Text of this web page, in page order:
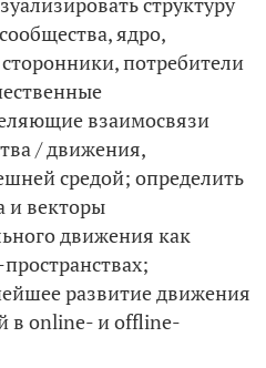
структуру
ядро,
потребители
взаимосвязи
/ движения,
средой; определить
и векторы
движения как
развитие движения
в online- и offline-